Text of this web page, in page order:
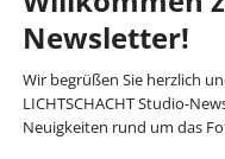
Newsletter!
Wir begrüßen Sie herzlich
LICHTSCHACHT Studio-
Neuigkeiten rund um das